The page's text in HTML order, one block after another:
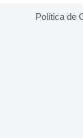
Política de